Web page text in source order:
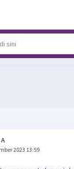
2023 13:59